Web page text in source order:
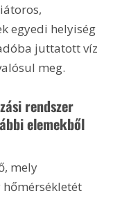
egyedi helyiség
juttatott víz
meg.
rendszer
elemekből